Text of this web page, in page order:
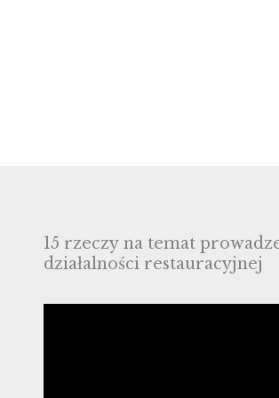
15 rzeczy na temat
działalności restauracyjnej